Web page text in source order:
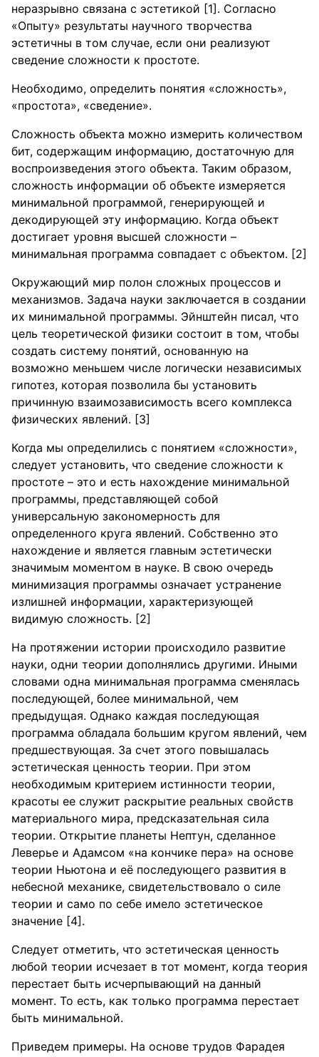
неразрывно связана с эстетикой [1]. Согласно
«Опыту» результаты научного творчества
эстетичны в том случае, если они реализуют
сведение сложности к простоте.
Необходимо, определить понятия «сложность»,
«простота», «сведение».
Сложность объекта можно измерить количеством
бит, содержащим информацию, достаточную для
воспроизведения этого объекта. Таким образом,
сложность информации об объекте измеряется
минимальной программой, генерирующей и
декодирующей эту информацию. Когда объект
достигает уровня высшей сложности –
минимальная программа совпадает с объектом. [2]
Окружающий мир полон сложных процессов и
механизмов. Задача науки заключается в создании
их минимальной программы. Эйнштейн писал, что
цель теоретической физики состоит в том, чтобы
создать систему понятий, основанную на
возможно меньшем числе логически независимых
гипотез, которая позволила бы установить
причинную взаимозависимость всего комплекса
физических явлений. [3]
Когда мы определились с понятием «сложности»,
следует установить, что сведение сложности к
простоте – это и есть нахождение минимальной
программы, представляющей собой
универсальную закономерность для
определенного круга явлений. Собственно это
нахождение и является главным эстетически
значимым моментом в науке. В свою очередь
минимизация программы означает устранение
излишней информации, характеризующей
видимую сложность. [2]
На протяжении истории происходило развитие
науки, одни теории дополнялись другими. Иными
словами одна минимальная программа сменялась
последующей, более минимальной, чем
предыдущая. Однако каждая последующая
программа обладала большим кругом явлений, чем
предшествующая. За счет этого повышалась
эстетическая ценность теории. При этом
необходимым критерием истинности теории,
красоты ее служит раскрытие реальных свойств
материального мира, предсказательная сила
теории. Открытие планеты Нептун, сделанное
Леверье и Адамсом «на кончике пера» на основе
теории Ньютона и её последующего развития в
небесной механике, свидетельствовало о силе
теории и само по себе имело эстетическое
значение [4].
Следует отметить, что эстетическая ценность
любой теории исчезает в тот момент, когда теория
перестает быть исчерпывающий на данный
момент. То есть, как только программа перестает
быть минимальной.
Приведем примеры. На основе трудов Фарадея